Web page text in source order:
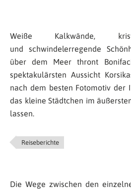
Weiße Kalkwände,
und schwindelerregende
über dem Meer thront
spektakulärsten Aussicht
nach dem besten Fotomotiv der
das kleine Städtchen im
lassen.
Reiseberichte
Die Wege zwischen den